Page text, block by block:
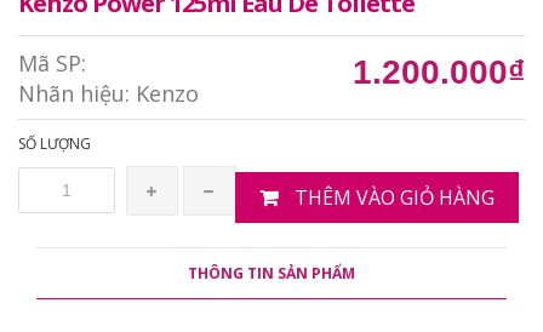
Mã SP:
Nhãn hiệu: Kenzo
1.200.000₫
SỐ LƯỢNG
THÊM VÀO GIỎ HÀNG
THÔNG TIN SẢN PHẨM